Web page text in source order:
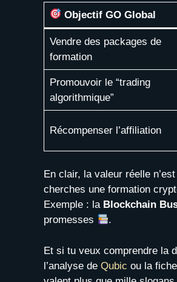
Objectif GO Global
Vendre des packages de
formation
Promouvoir le “trading
algorithmique”
Récompenser l’affiliation
En clair, la valeur réelle
cherches une formation
Exemple : la Blockchain
promesses
.
Et si tu veux comprendre la
l’analyse de Qubic ou la